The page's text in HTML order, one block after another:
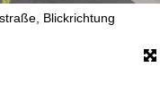
Blickrichtung